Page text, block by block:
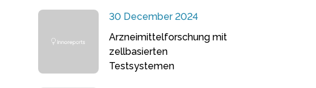
30 December 2024
Arzneimittelforschung mit
zellbasierten
Testsystemen